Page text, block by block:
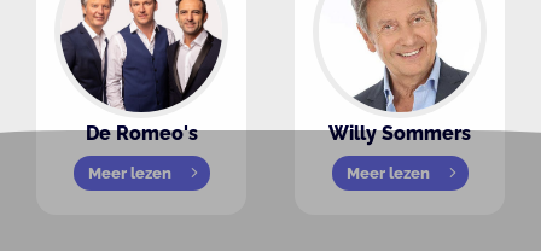
De Romeo's
Meer lezen
Willy Sommers
Meer lezen